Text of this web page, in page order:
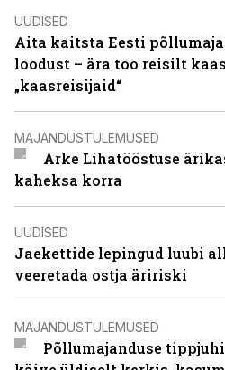
UUDISED
Aita kaitsta Eesti
loodust – ära too reisilt
„kaasreisijaid“
MAJANDUSTULEMUSED
Arke Lihatööstuse
kaheksa korra
UUDISED
Jaekettide lepingud luubi
veeretada ostja äririski
MAJANDUSTULEMUSED
Põllumajanduse